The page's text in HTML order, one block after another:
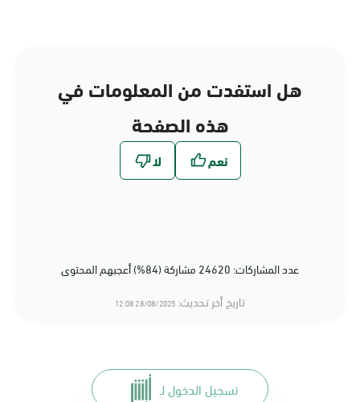
هل استفدت من المعلومات في
هذه الصفحة
عدد المشاركات: 24620 مشاركة (84%) أعجبهم المحتوى
تاريخ أخر تحديث: 28/08/2025 12:08
تسجيل الدخول لـ